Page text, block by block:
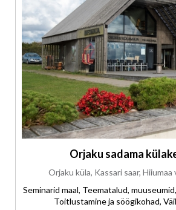
Orjaku sadama
Orjaku küla, Kassari saar, Hiiumaa
Seminarid maal, Teematalud,
Toitlustamine ja söögikohad,